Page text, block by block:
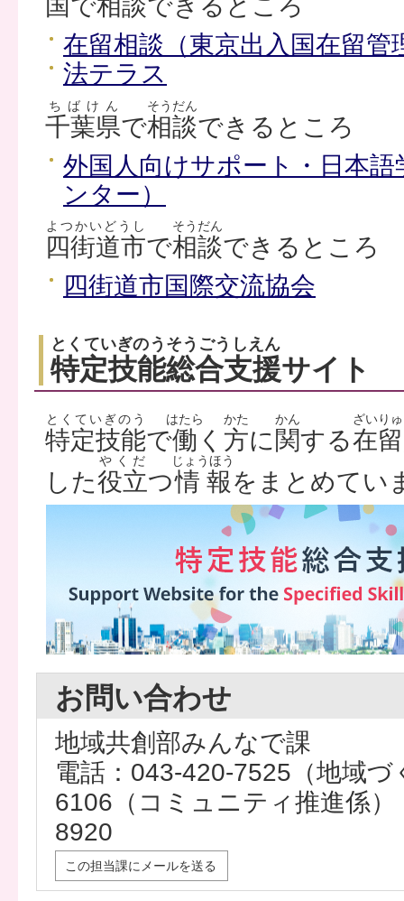
国で相談できるところ
在留相談（東京出入国在留管
法テラス
千葉県
ちばけん
で相談
そうだん
できるところ
外国人向けサポート・日本
ンター）
四街道市
よつかいどうし
で相談
そうだん
できるところ
四街道市国際交流協会
特定技能総合支援
とくていぎのうそうごうしえん
サイト
特定技能
とくていぎのう
で働
はたら
く 方
かた
に 関
かん
する在
ざいり
した役立
やくだ
つ情報
じょうほう
をまとめてい
お問い合わせ
地域共創部みんなで課
電話：043-420-7525（地域
6106（コミュニティ推進係
8920
この担当課にメールを送る